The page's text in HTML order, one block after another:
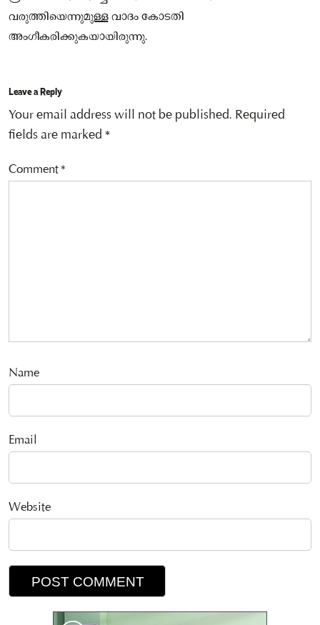
വരുത്തിയെന്നുമുള്ള വാദം കോടതി
അംഗീകരിക്കുകയായിരുന്നു.
Leave a Reply
Your email address will not be published. Required
fields are marked *
Comment*
Name
Email
Website